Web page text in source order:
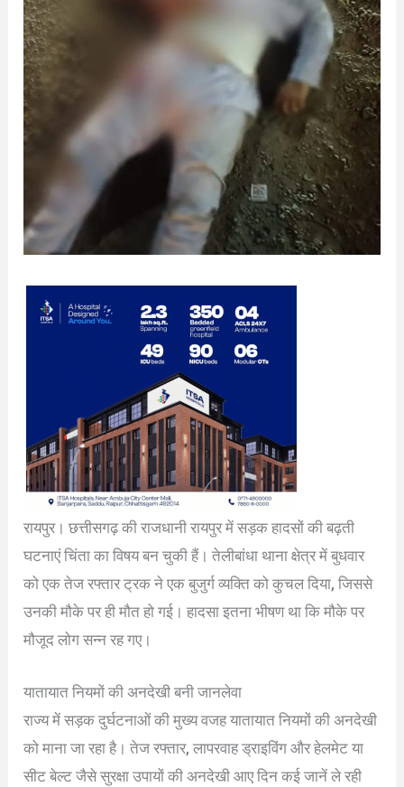
रायपुर। छत्तीसगढ़ की राजधानी रायपुर में सड़क हादसों की बढ़ती
घटनाएं चिंता का विषय बन चुकी हैं। तेलीबांधा थाना क्षेत्र में बुधवार
को एक तेज रफ्तार ट्रक ने एक बुजुर्ग व्यक्ति को कुचल दिया, जिससे
उनकी मौके पर ही मौत हो गई। हादसा इतना भीषण था कि मौके पर
मौजूद लोग सन्न रह गए।
यातायात नियमों की अनदेखी बनी जानलेवा
राज्य में सड़क दुर्घटनाओं की मुख्य वजह यातायात नियमों की अनदेखी
को माना जा रहा है। तेज रफ्तार, लापरवाह ड्राइविंग और हेलमेट या
सीट बेल्ट जैसे सुरक्षा उपायों की अनदेखी आए दिन कई जानें ले रही